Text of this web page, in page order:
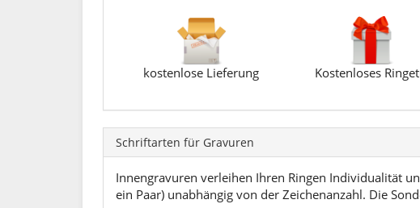
kostenlose Lieferung Kostenloses
Schriftarten für Gravuren
Innengravuren verleihen Ihren Ringen Individualität
ein Paar) unabhängig von der Zeichenanzahl. Die